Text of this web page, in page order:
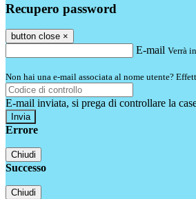
Recupero password
button close ×
E-mail Verrà
Non hai una e-mail associata al nome utente?
E-mail inviata, si prega di controllare la
Errore
Chiudi
Successo
Chiudi